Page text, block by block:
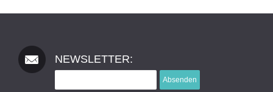
NEWSLETTER:
Absenden